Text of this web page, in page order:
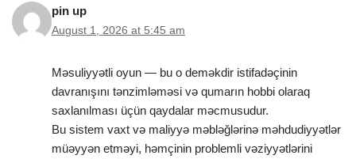
pin up
August 1, 2026 at 5:45 am
Məsuliyyətli oyun — bu o deməkdir istifadəçinin
davranışını tənzimləməsi və qumarın hobbi olaraq
saxlanılması üçün qaydalar məcmusudur.
Bu sistem vaxt və maliyyə məbləğlərinə məhdudiyyətlər
müəyyən etməyi, həmçinin problemli vəziyyətlərini